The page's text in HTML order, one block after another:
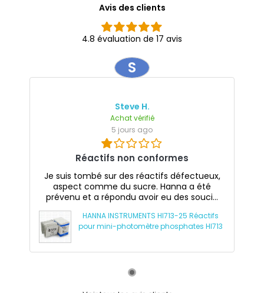
Avis des clients
4.8 évaluation de 17 avis
S
Steve H.
Achat vérifié
5 jours ago
Réactifs non conformes
Je suis tombé sur des réactifs défectueux,
aspect comme du sucre. Hanna a été
prévenu et a répondu avoir eu des souci...
HANNA INSTRUMENTS HI713-25 Réactifs
pour mini-photomètre phosphates HI713